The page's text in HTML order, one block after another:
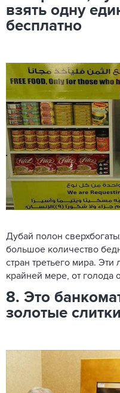
взять одну
бесплатно
Дубай полон
большое количество
стран третьего мира.
крайней мере, от голода
8. Это
золотые